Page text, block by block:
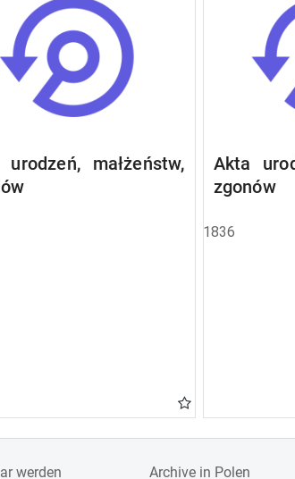
urodzeń, małżeństw,
Akta
zgonów
1836
werden Archive in Polen